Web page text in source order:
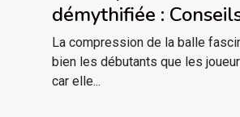
démythifiée :
tous niveaux
La compression de la balle
bien les débutants que les
car elle...